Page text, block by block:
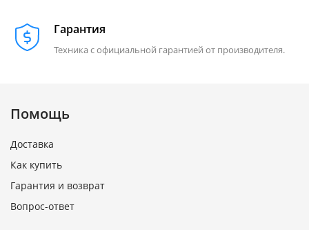
Гарантия
Техника с официальной гарантией от производителя.
Помощь
Доставка
Как купить
Гарантия и возврат
Вопрос-ответ